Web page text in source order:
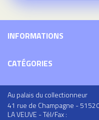
INFORMATIONS
CATÉGORIES
Au palais du collectionneur
41 rue de Champagne -
LA VEUVE - Tél/Fax :